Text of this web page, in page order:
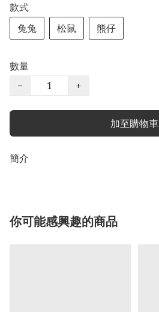
款式
兔兔
松鼠 熊仔
數量
−
+
加至購物車
簡介
你可能感興趣的商品